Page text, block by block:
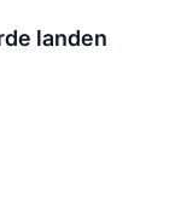
landen